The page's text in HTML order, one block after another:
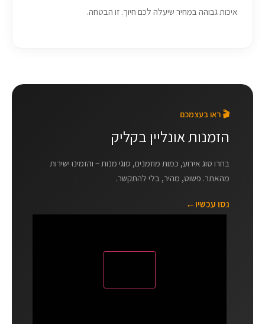
איכות גבוהה במחיר שיעלה לכם חיוך. זו הבטחה.
🎬 ראו בעצמכם
הזמנות אונליין בקליק
בחרו סוג אירוע, כמות מוזמנים, סוגי מנות – והזמינו ישירות
מהאתר. פשוט, מהיר, בלי להתקשר.
נסו עכשיו←